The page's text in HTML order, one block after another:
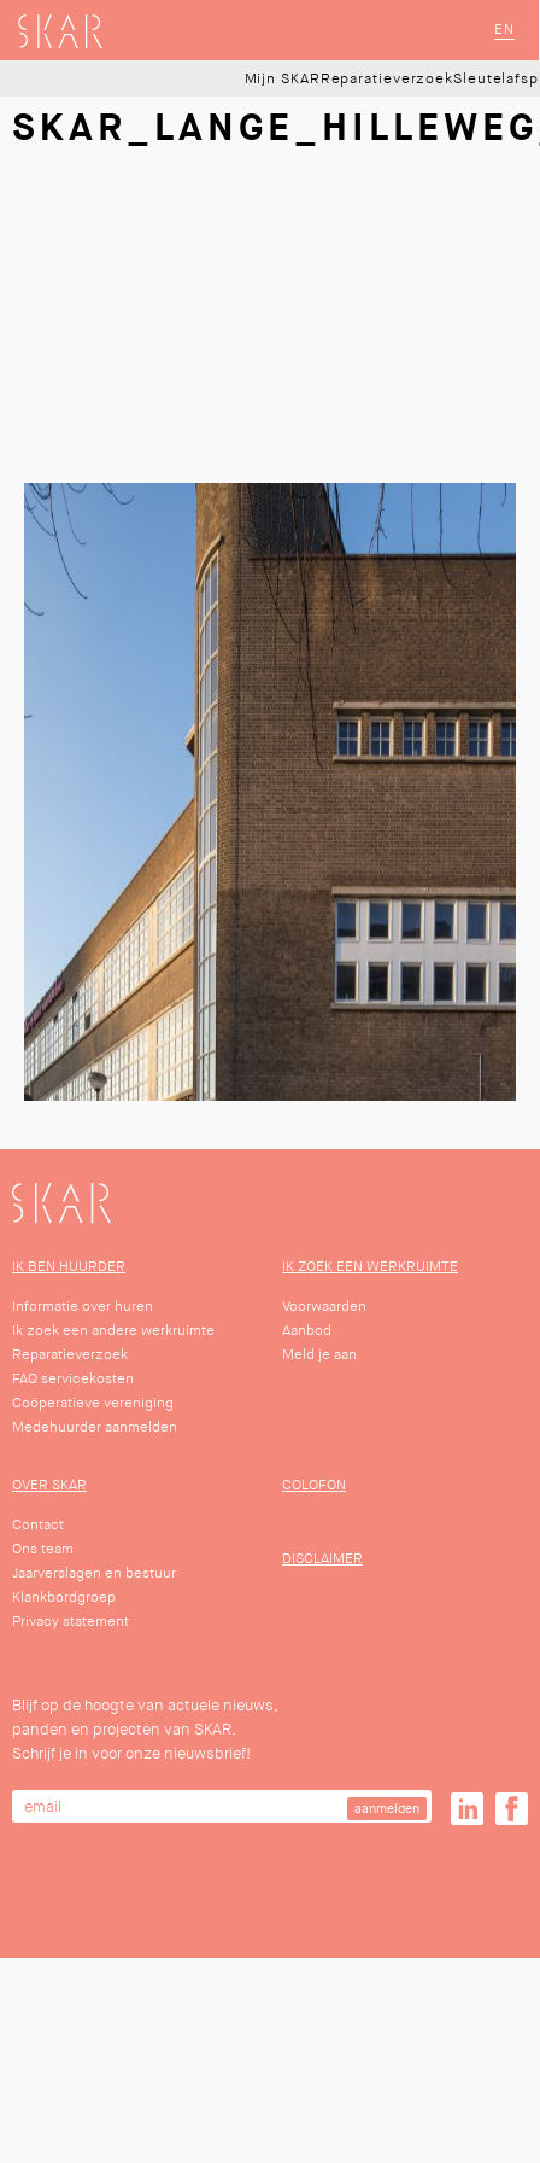
EN
SKAR
Mijn SKAR Reparatieverzoek
SKAR
IK BEN HUURDER
Informatie over huren
Ik zoek een andere werkruimte
Reparatieverzoek
FAQ servicekosten
Coöperatieve vereniging
Medehuurder aanmelden
IK ZOEK EEN WERKRUIMTE
Voorwaarden
Aanbod
Meld je aan
OVER SKAR
Contact
Ons team
Jaarverslagen en bestuur
Klankbordgroep
Privacy statement
COLOFON
DISCLAIMER
Blijf op de hoogte van actuele nieuws,
panden en projecten van SKAR.
Schrijf je in voor onze nieuwsbrief!